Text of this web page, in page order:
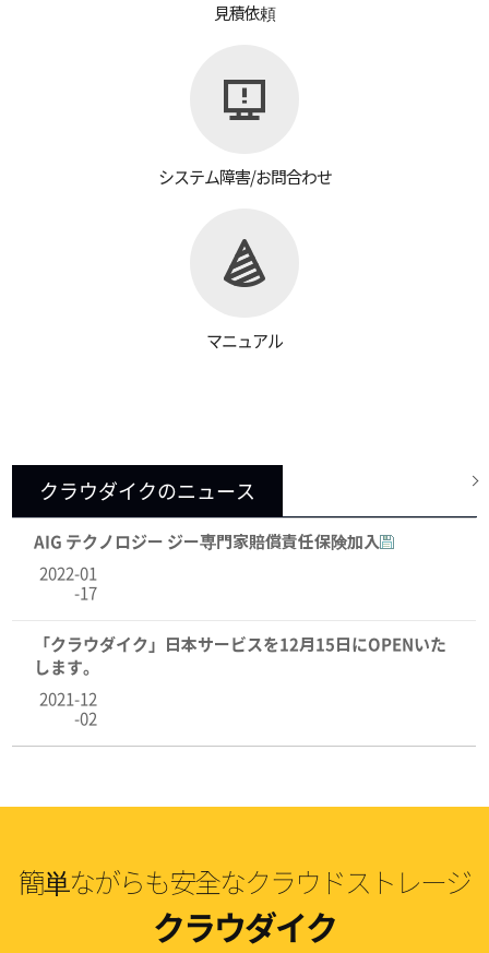
見積依頼
システム障害/お問合わせ
マニュアル
クラウダイクのニュース
AIG テクノロジー ジー専門家賠償責任保険加入
2022-01
-17
「クラウダイク」日本サービスを12月15日にOPENいた
します。
2021-12
-02
簡単ながらも安全なクラウドストレージ
クラウダイク